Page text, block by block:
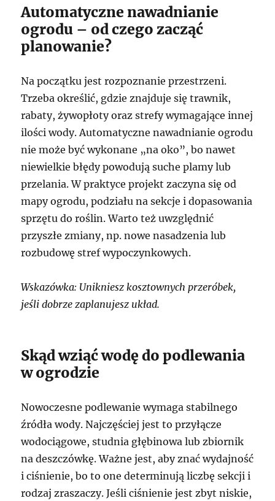
Automatyczne nawadnianie
ogrodu – od czego zacząć
planowanie?
Na początku jest rozpoznanie przestrzeni.
Trzeba określić, gdzie znajduje się trawnik,
rabaty, żywopłoty oraz strefy wymagające innej
ilości wody. Automatyczne nawadnianie ogrodu
nie może być wykonane „na oko”, bo nawet
niewielkie błędy powodują suche plamy lub
przelania. W praktyce projekt zaczyna się od
mapy ogrodu, podziału na sekcje i dopasowania
sprzętu do roślin. Warto też uwzględnić
przyszłe zmiany, np. nowe nasadzenia lub
rozbudowę stref wypoczynkowych.
Wskazówka: Unikniesz kosztownych przeróbek,
jeśli dobrze zaplanujesz układ.
Skąd wziąć wodę do podlewania
w ogrodzie
Nowoczesne podlewanie wymaga stabilnego
źródła wody. Najczęściej jest to przyłącze
wodociągowe, studnia głębinowa lub zbiornik
na deszczówkę. Ważne jest, aby znać wydajność
i ciśnienie, bo to one determinują liczbę sekcji i
rodzaj zraszaczy. Jeśli ciśnienie jest zbyt niskie,